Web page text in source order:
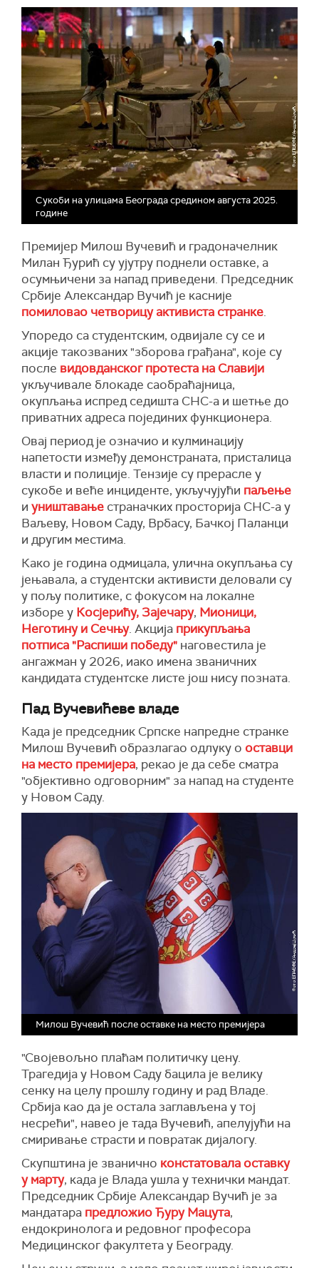
Сукоби на улицама Београда средином августа 2025.
године
Премијер Милош Вучевић и градоначелник
Милан Ђурић су ујутру поднели оставке, а
осумњичени за напад приведени. Председник
Србије Александар Вучић је касније
помиловао четворицу активиста странке.
Упоредо са студентским, одвијале су се и
акције такозваних "зборова грађана", које су
после видовданског протеста на Славији
укључивале блокаде саобраћајница,
окупљања испред седишта СНС-а и шетње до
приватних адреса појединих функционера.
Овај период је означио и кулминацију
напетости између демонстраната, присталица
власти и полиције. Тензије су прерасле у
сукобе и веће инциденте, укључујући паљење
и уништавање страначких просторија СНС-а у
Ваљеву, Новом Саду, Врбасу, Бачкој Паланци
и другим местима.
Како је година одмицала, улична окупљања су
јењавала, а студентски активисти деловали су
у пољу политике, с фокусом на локалне
изборе у Косјерићу, Зајечару, Мионици,
Неготину и Сечњу. Акција прикупљања
потписа "Распиши победу" наговестила је
ангажман у 2026, иако имена званичних
кандидата студентске листе још нису позната.
Пад Вучевићеве владе
Када је председник Српске напредне странке
Милош Вучевић образлагао одлуку о оставци
на место премијера, рекао је да себе сматра
"објективно одговорним" за напад на студенте
у Новом Саду.
Милош Вучевић после оставке на место премијера
"Својевољно плаћам политичку цену.
Трагедија у Новом Саду бацила је велику
сенку на целу прошлу годину и рад Владе.
Србија као да је остала заглављена у тој
несрећи", навео је тада Вучевић, апелујући на
смиривање страсти и повратак дијалогу.
Скупштина је званично констатовала оставку
у марту, када је Влада ушла у технички мандат.
Председник Србије Александар Вучић је за
мандатара предложио Ђуру Мацута,
ендокринолога и редовног професора
Медицинског факултета у Београду.